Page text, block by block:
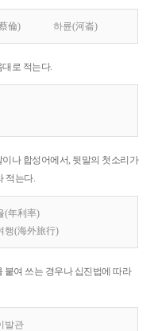
倫) 하륜(河崙)
로 적는다.
나 합성어에서, 뒷말의 첫소리가
적는다.
(年利率)
행(海外旅行)
붙여 쓰는 경우나 십진법에 따라
발관